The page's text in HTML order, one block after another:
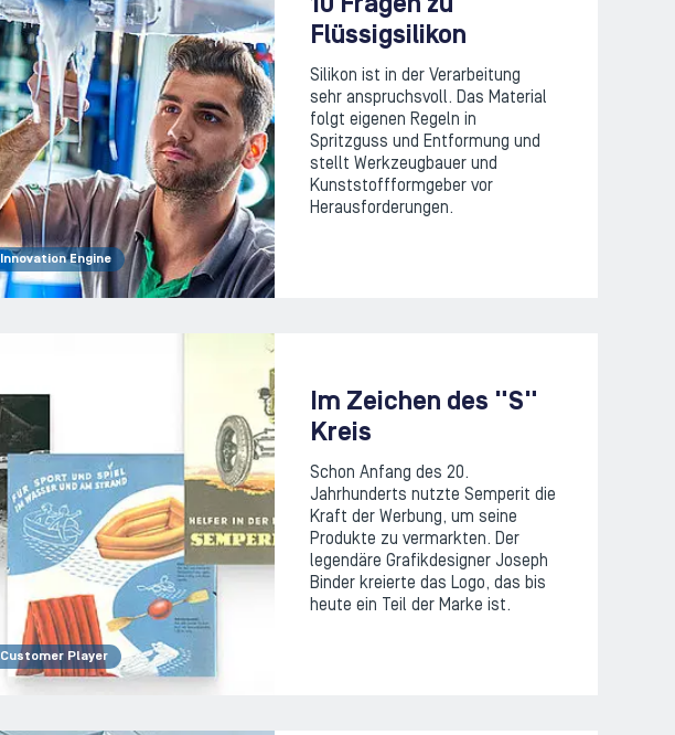
Innovation Engine
Flüssigsilikon
Silikon ist in der Verarbeitung
sehr anspruchsvoll. Das Material
folgt eigenen Regeln in
Spritzguss und Entformung und
stellt Werkzeugbauer und
Kunststoffformgeber vor
Herausforderungen.
Customer Player
Im Zeichen des "S"
Kreis
Schon Anfang des 20.
Jahrhunderts nutzte Semperit die
Kraft der Werbung, um seine
Produkte zu vermarkten. Der
legendäre Grafikdesigner Joseph
Binder kreierte das Logo, das bis
heute ein Teil der Marke ist.